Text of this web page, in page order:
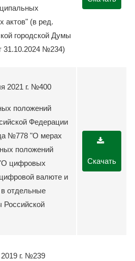
актов" (в ред.
городской Думы
31.10.2024 №234)
2021 г. №400
положений
Федерации
№778 "О мерах
положений
цифровых
валюте и
отдельные
Российской
Скачать
г. №239